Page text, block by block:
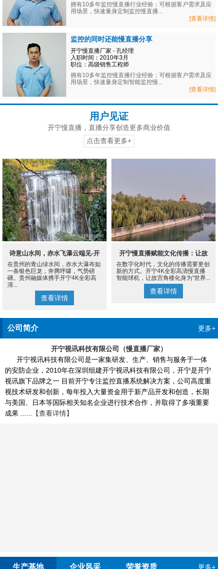
拥有10多年监控慢直播行业经验；可根据客户需求及应
用场景，快速量身定制监控慢直播...
[查看详情]
监控的同时还能慢直播分享
开宁慢直播厂家 - 孔经理
入职时间：2010年3月
职位：高级销售工程师
拥有10多年监控慢直播行业经验；可根据客户需求及应
用场景，快速量身定制智能监控慢...
[查看详情]
用户见证
开宁慢直播，直播分享创造更多商业价值
点击查看更多+
诗意山水间，赤水飞瀑云端见-开
宁4K慢直播摄像机
在贵州的青山绿水间，赤水大瀑布如
一条银色巨龙，奔腾呼啸，气势磅
礴。贵州融媒体携手开宁4K全彩高
清...
查看详情
开宁慢直播赋能文化传播：让故
宫角楼成为世界的文化客厅
在数字化时代，文化的传播需要更创
新的方式。开宁4K全彩高清慢直播
智能球机，让故宫角楼化身为“世界...
查看详情
公司简介 更多+
开宁视讯科技有限公司（慢直播厂家）
开宁视讯科技有限公司是一家集研发、生产、销售与服务于一体
的安防企业，2010年在深圳组建开宁视讯科技有限公司，开宁是开宁
视讯旗下品牌之一 目前开宁专注监控直播系统解决方案，公司高度重
视技术研发和创新，每年投入大量资金用于新产品开发和创造，长期
与美国、日本等国际相关知名企业进行技术合作，并取得了多项重要
成果 ......
【查看详情】
生产基地 企业风采 荣誉资质 更多+